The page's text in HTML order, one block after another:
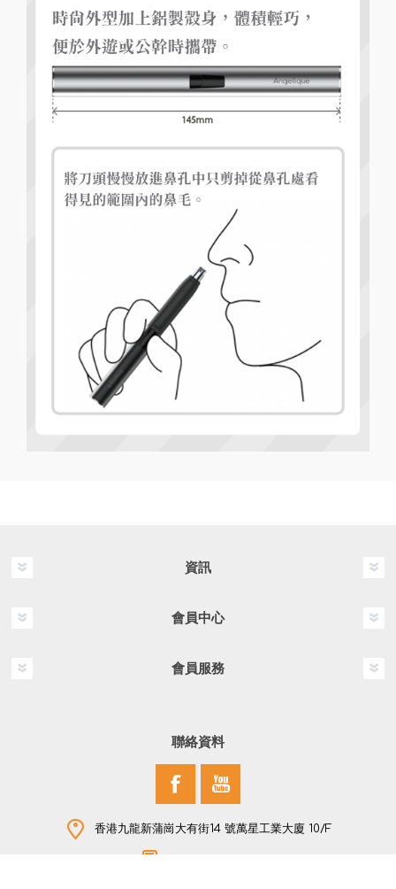
資訊
會員中心
會員服務
聯絡資料
香港九龍新蒲崗大有街14 號萬星工業大廈 10/F